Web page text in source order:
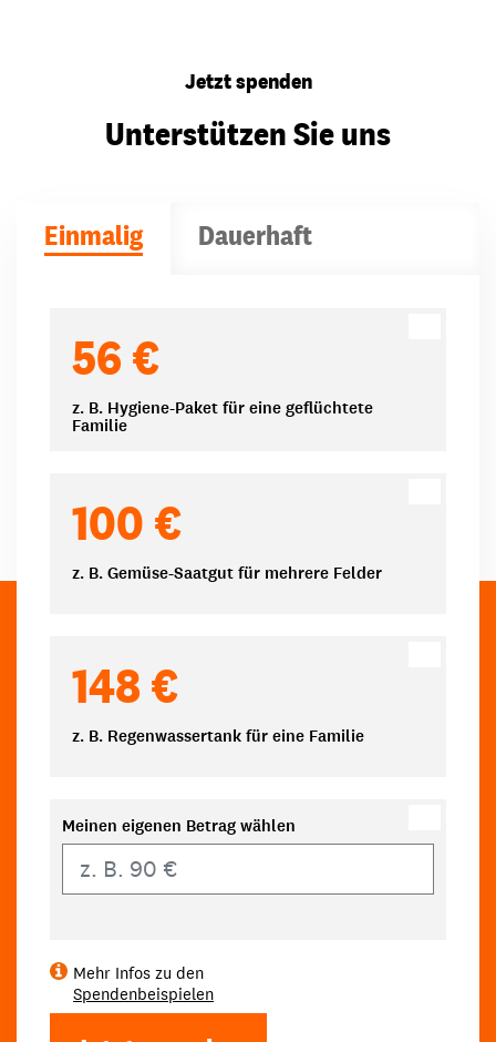
Jetzt spenden
Unterstützen Sie uns
Einmalig Dauerhaft
56 €
z. B. Hygiene-Paket für eine geflüchtete
Familie
100 €
z. B. Gemüse-Saatgut für mehrere Felder
148 €
z. B. Regenwassertank für eine Familie
Meinen eigenen Betrag wählen
Mehr Infos zu den
Spendenbeispielen